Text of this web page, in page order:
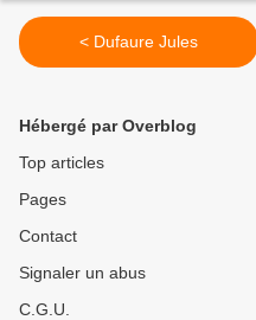
< Dufaure Jules
Hébergé par Overblog
Top articles
Pages
Contact
Signaler un abus
C.G.U.